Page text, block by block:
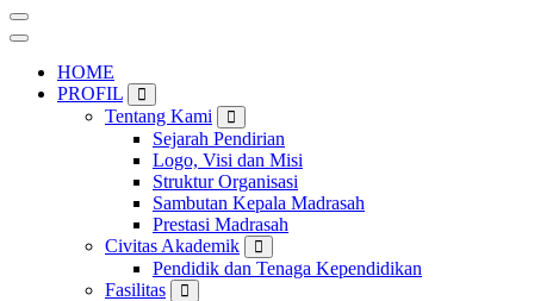
HOME
PROFIL
Tentang Kami
Sejarah Pendirian
Logo, Visi dan Misi
Struktur Organisasi
Sambutan Kepala Madrasah
Prestasi Madrasah
Civitas Akademik
Pendidik dan Tenaga Kependidikan
Fasilitas